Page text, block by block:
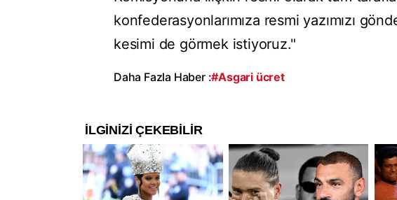
konfederasyonlarımıza resmi yazımızı
kesimi de görmek istiyoruz."
Daha Fazla Haber :#Asgari ücret